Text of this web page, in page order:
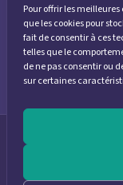
Pour offrir les
que les cookies pour
fait de consentir à ces
telles que le
de ne pas consentir ou
sur certaines
J'accepte de
politique de